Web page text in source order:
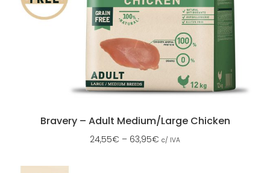
Bravery – Adult Medium/Large Chicken
24,55€ – 63,95€ c/ IVA